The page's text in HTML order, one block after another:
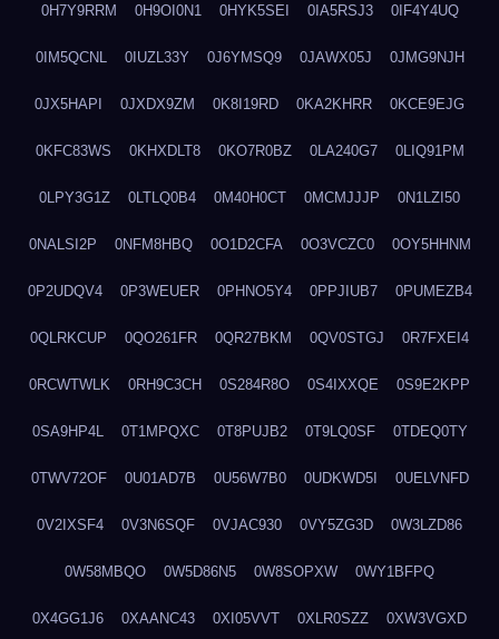
0H7Y9RRM 0H9OI0N1 0HYK5SEI 0IA5RSJ3 0IF4Y4UQ
0IM5QCNL 0IUZL33Y 0J6YMSQ9 0JAWX05J 0JMG9NJH
0JX5HAPI 0JXDX9ZM 0K8I19RD 0KA2KHRR 0KCE9EJG
0KFC83WS 0KHXDLT8 0KO7R0BZ 0LA240G7 0LIQ91PM
0LPY3G1Z 0LTLQ0B4 0M40H0CT 0MCMJJJP 0N1LZI50
0NALSI2P 0NFM8HBQ 0O1D2CFA 0O3VCZC0 0OY5HHNM
0P2UDQV4 0P3WEUER 0PHNO5Y4 0PPJIUB7 0PUMEZB4
0QLRKCUP 0QO261FR 0QR27BKM 0QV0STGJ 0R7FXEI4
0RCWTWLK 0RH9C3CH 0S284R8O 0S4IXXQE 0S9E2KPP
0SA9HP4L 0T1MPQXC 0T8PUJB2 0T9LQ0SF 0TDEQ0TY
0TWV72OF 0U01AD7B 0U56W7B0 0UDKWD5I 0UELVNFD
0V2IXSF4 0V3N6SQF 0VJAC930 0VY5ZG3D 0W3LZD86
0W58MBQO 0W5D86N5 0W8SOPXW 0WY1BFPQ
0X4GG1J6 0XAANC43 0XI05VVT 0XLR0SZZ 0XW3VGXD